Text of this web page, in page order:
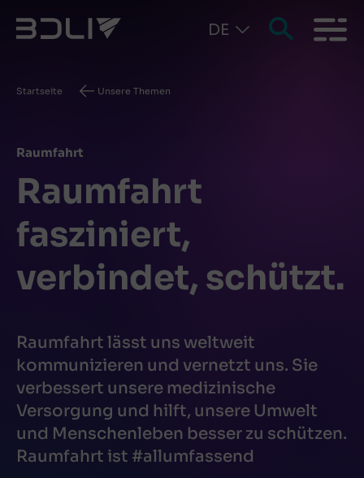
DE
Pfadnavigation
Startseite Unsere Themen
Raumfahrt
Raumfahrt
fasziniert,
verbindet, schützt.
Raumfahrt lässt uns weltweit
kommunizieren und vernetzt uns. Sie
verbessert unsere medizinische
Versorgung und hilft, unsere Umwelt
und Menschenleben besser zu schützen.
Raumfahrt ist #allumfassend